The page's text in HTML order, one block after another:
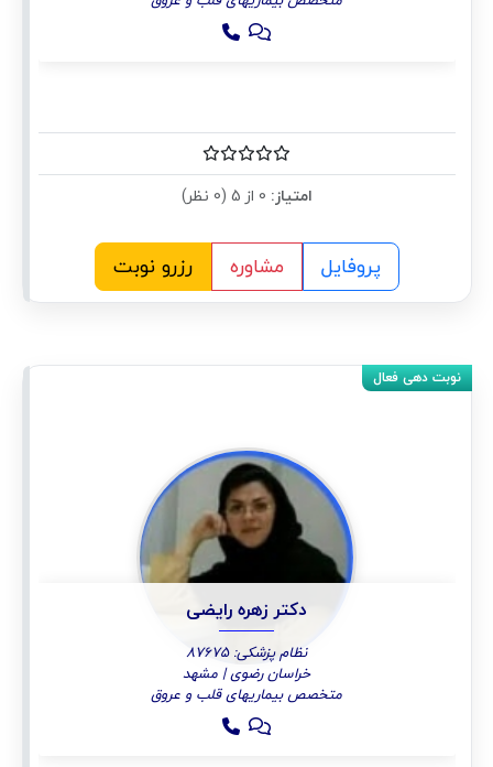
امتیاز:
پروفایل مشاوره رزرو نوبت
دکتر زهره رایضی
نظام پزشکی: 87675
خراسان رضوی | مشهد
متخصص بیماریهای قلب و عروق